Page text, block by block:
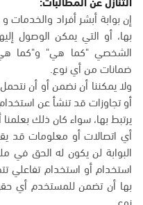
إن بوابة أبشر أفراد والخدمات
بها، أو التي يمكن الوصول
الشخصي "كما هي" و"كما
ضمانات من أي نوع.
ولا يمكننا أن نضمن أو أن
أو تجاوزات قد تنشأ عن
يرتبط بها، سواء كان ذلك
أي اتصالات أو معلومات قد
البوابة لن يكون له الحق في
استخدام أو استخدام تفاعلي
بها أن تضمن للمستخدم أي
نوع.